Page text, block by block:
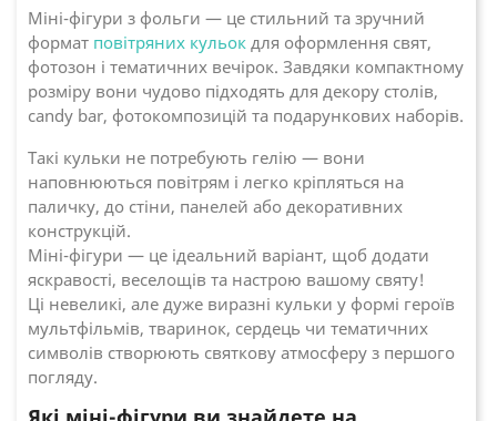
Міні-фігури з фольги — це стильний та зручний
формат повітряних кульок для оформлення свят,
фотозон і тематичних вечірок. Завдяки компактному
розміру вони чудово підходять для декору столів,
candy bar, фотокомпозицій та подарункових наборів.
Такі кульки не потребують гелію — вони
наповнюються повітрям і легко кріпляться на
паличку, до стіни, панелей або декоративних
конструкцій.
Міні-фігури — це ідеальний варіант, щоб додати
яскравості, веселощів та настрою вашому святу!
Ці невеликі, але дуже виразні кульки у формі героїв
мультфільмів, тваринок, сердець чи тематичних
символів створюють святкову атмосферу з першого
погляду.